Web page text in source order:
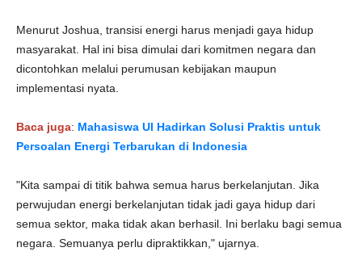
Menurut Joshua, transisi energi harus menjadi gaya hidup
masyarakat. Hal ini bisa dimulai dari komitmen negara dan
dicontohkan melalui perumusan kebijakan maupun
implementasi nyata.
Baca juga: Mahasiswa UI Hadirkan Solusi Praktis untuk
Persoalan Energi Terbarukan di Indonesia
"Kita sampai di titik bahwa semua harus berkelanjutan. Jika
perwujudan energi berkelanjutan tidak jadi gaya hidup dari
semua sektor, maka tidak akan berhasil. Ini berlaku bagi semua
negara. Semuanya perlu dipraktikkan," ujarnya.